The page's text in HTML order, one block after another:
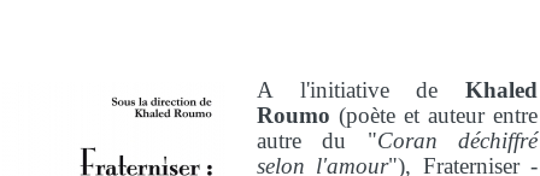
A l'initiative de Khaled
Roumo (poète et auteur entre
autre du "Coran déchiffré
selon l'amour"), Fraterniser -